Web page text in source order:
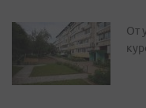
От